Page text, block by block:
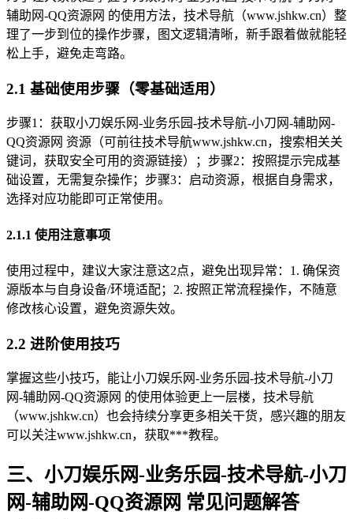
辅助网-QQ资源网 的使用方法，技术导航（www.jshkw.cn）整
理了一步到位的操作步骤，图文逻辑清晰，新手跟着做就能轻
松上手，避免走弯路。
2.1 基础使用步骤（零基础适用）
步骤1：获取小刀娱乐网-业务乐园-技术导航-小刀网-辅助网-
QQ资源网 资源（可前往技术导航www.jshkw.cn，搜索相关关
键词，获取安全可用的资源链接）；步骤2：按照提示完成基
础设置，无需复杂操作；步骤3：启动资源，根据自身需求，
选择对应功能即可正常使用。
2.1.1 使用注意事项
使用过程中，建议大家注意这2点，避免出现异常：1. 确保资
源版本与自身设备/环境适配；2. 按照正常流程操作，不随意
修改核心设置，避免资源失效。
2.2 进阶使用技巧
掌握这些小技巧，能让小刀娱乐网-业务乐园-技术导航-小刀
网-辅助网-QQ资源网 的使用体验更上一层楼，技术导航
（www.jshkw.cn）也会持续分享更多相关干货，感兴趣的朋友
可以关注www.jshkw.cn，获取***教程。
三、小刀娱乐网-业务乐园-技术导航-小刀
网-辅助网-QQ资源网 常见问题解答